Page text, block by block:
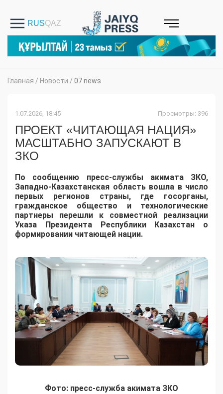
Главная / Новости / 07 news
1.07.2026, 18:45 Просмотры: 396
ПРОЕКТ «ЧИТАЮЩАЯ НАЦИЯ»
МАСШТАБНО ЗАПУСКАЮТ В
ЗКО
По сообщению пресс-службы акимата ЗКО,
Западно-Казахстанская область вошла в число
первых регионов страны, где госорганы,
гражданское общество и технологические
партнеры перешли к совместной реализации
Указа Президента Республики Казахстан о
формировании читающей нации.
Фото: пресс-служба акимата ЗКО